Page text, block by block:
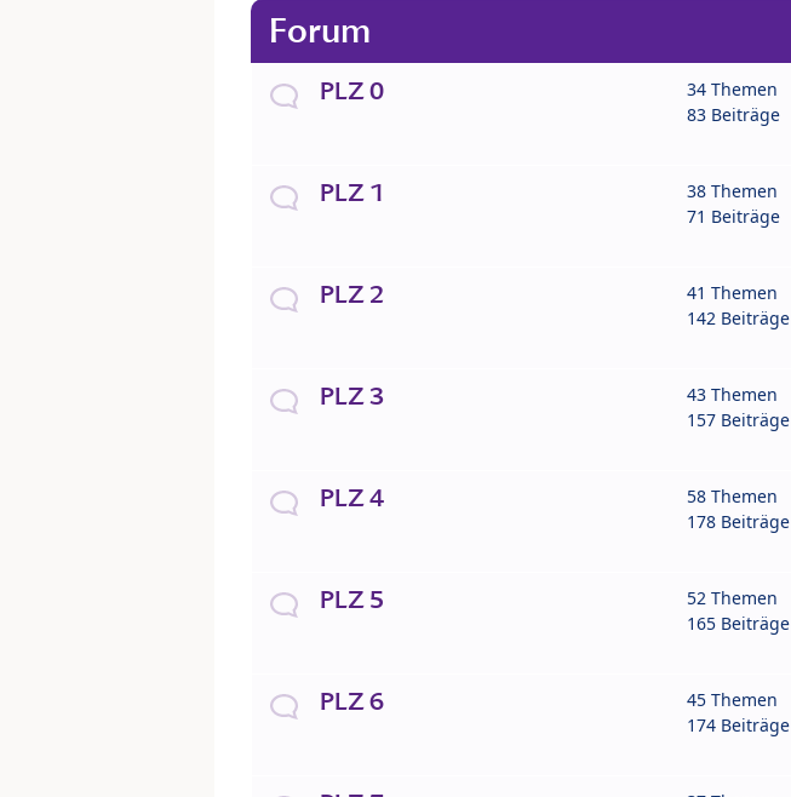
Forum
PLZ 0
34 Themen
83 Beiträge
PLZ 1
38 Themen
71 Beiträge
PLZ 2
41 Themen
142 Beiträge
PLZ 3
43 Themen
157 Beiträge
PLZ 4
58 Themen
178 Beiträge
PLZ 5
52 Themen
165 Beiträge
PLZ 6
45 Themen
174 Beiträge